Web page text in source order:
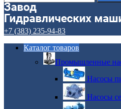
+7 (383) 235-94-83
Каталог товаров
Промышленные
Насосы
Насосы